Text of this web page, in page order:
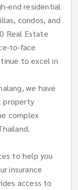
end residential
condos, and
Real Estate
to-face
to excel in
we have
property
complex
to help you
insurance
access to